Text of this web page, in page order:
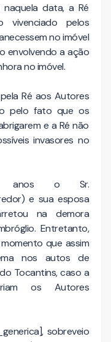
data, a Ré
vivenciado pelos
no imóvel
envolvendo a ação
no imóvel.
Ré aos Autores
pelo fato que os
e a Ré não
invasores no
anos o Sr.
e sua esposa
na demora
Entretanto,
que assim
nos autos de
Tocantins, caso a
os Autores
sobreveio